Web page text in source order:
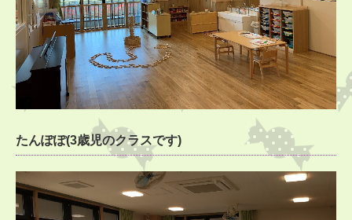
たんぽぽ(3歳児のクラスです)